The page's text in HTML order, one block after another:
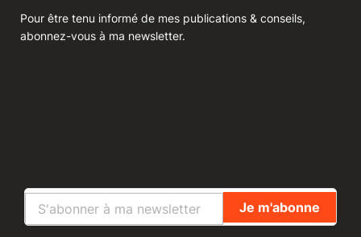
Pour être tenu informé de mes publications & conseils,
abonnez-vous à ma newsletter.